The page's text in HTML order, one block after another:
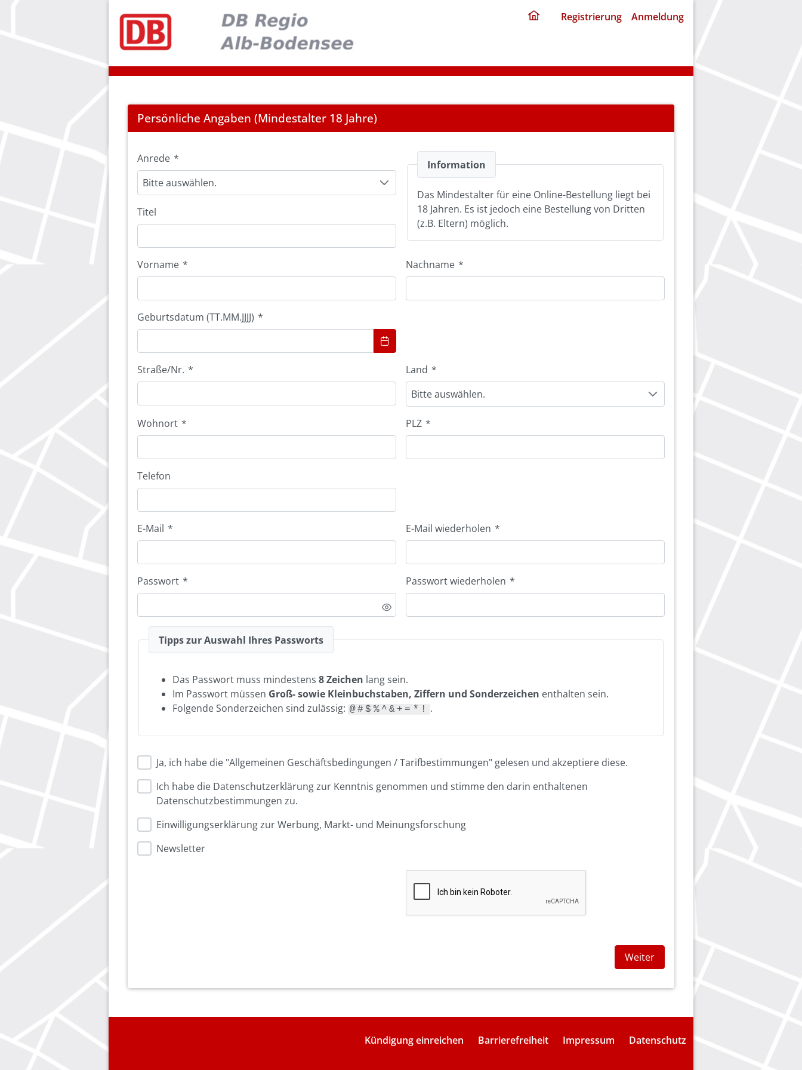
Registrierung Anmeldung
Registration
Persönliche Angaben (Mindestalter 18 Jahre)
Anrede *
Bitte auswählen.
Titel
Information
Das Mindestalter für eine Online-Bestellung liegt bei
18 Jahren. Es ist jedoch eine Bestellung von Dritten
(z.B. Eltern) möglich.
Vorname * Nachname *
Geburtsdatum (TT.MM.JJJJ) *
Straße/Nr. * Land *
Bitte auswählen.
Wohnort * PLZ *
Telefon
E-Mail * E-Mail wiederholen *
Passwort * Passwort wiederholen *
Tipps zur Auswahl Ihres Passworts
Das Passwort muss mindestens 8 Zeichen lang sein.
Im Passwort müssen Groß- sowie Kleinbuchstaben, Ziffern und Sonderzeichen enthalten sein.
Folgende Sonderzeichen sind zulässig: @#$%^&+=*! .
Ja, ich habe die "Allgemeinen Geschäftsbedingungen / Tarifbestimmungen" gelesen und akzeptiere diese.
Ich habe die Datenschutzerklärung zur Kenntnis genommen und stimme den darin enthaltenen
Datenschutzbestimmungen zu.
Einwilligungserklärung zur Werbung, Markt- und Meinungsforschung
Newsletter
Weiter
Kündigung einreichen Barrierefreiheit Impressum Datenschutz